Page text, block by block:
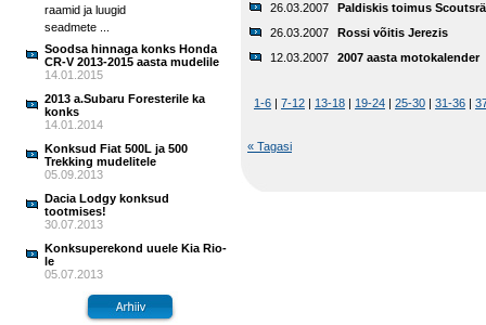
raamid ja luugid
seadmete ...
Soodsa hinnaga konks Honda
CR-V 2013-2015 aasta mudelile
14.01.2015
2013 a.Subaru Foresterile ka
konks
14.01.2014
Konksud Fiat 500L ja 500
Trekking mudelitele
05.09.2013
Dacia Lodgy konksud
tootmises!
30.07.2013
Konksuperekond uuele Kia Rio-
le
05.07.2013
26.03.2007
Paldiskis toimus
26.03.2007
Rossi võitis Jerezis
12.03.2007
2007 aasta motokalender
1-6 | 7-12 | 13-18 | 19-24 | 25-30 | 31-36 |
« Tagasi